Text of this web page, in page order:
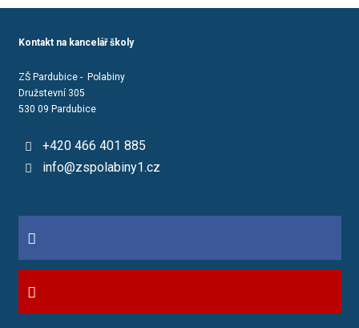
Kontakt na kancelář školy
ZŠ Pardubice - Polabiny
Družstevní 305
530 09 Pardubice
+420 466 401 885
info@zspolabiny1.cz